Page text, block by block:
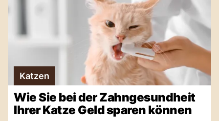
Katzen
Wie Sie bei der Zahngesundheit
Ihrer Katze Geld sparen können